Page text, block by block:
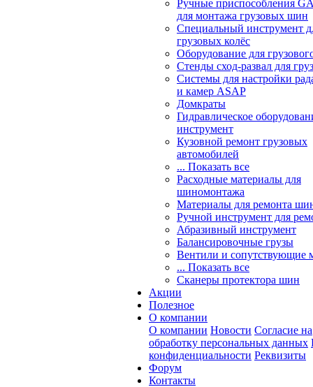
Ручные приспособления
для монтажа грузовых шин
Специальный инструмент
грузовых колёс
Оборудование для
Стенды сход-развал для
Системы для настройки
и камер ASAP
Домкраты
Гидравлическое
инструмент
Кузовной ремонт грузовых
автомобилей
... Показать все
Расходные материалы для
шиномонтажа
Материалы для ремонта
Ручной инструмент для
Абразивный инструмент
Балансировочные грузы
Вентили и сопутствующие
... Показать все
Сканеры протектора шин
Акции
Полезное
О компании
О компании Новости Согласие на
обработку персональных данных
конфиденциальности Реквизиты
Форум
Контакты